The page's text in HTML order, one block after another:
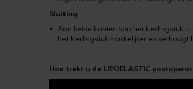
Sluiting
Aan beide kanten van het kledingstuk
het kledingstuk makkelijker en
Hoe trekt u de LIPOELASTIC